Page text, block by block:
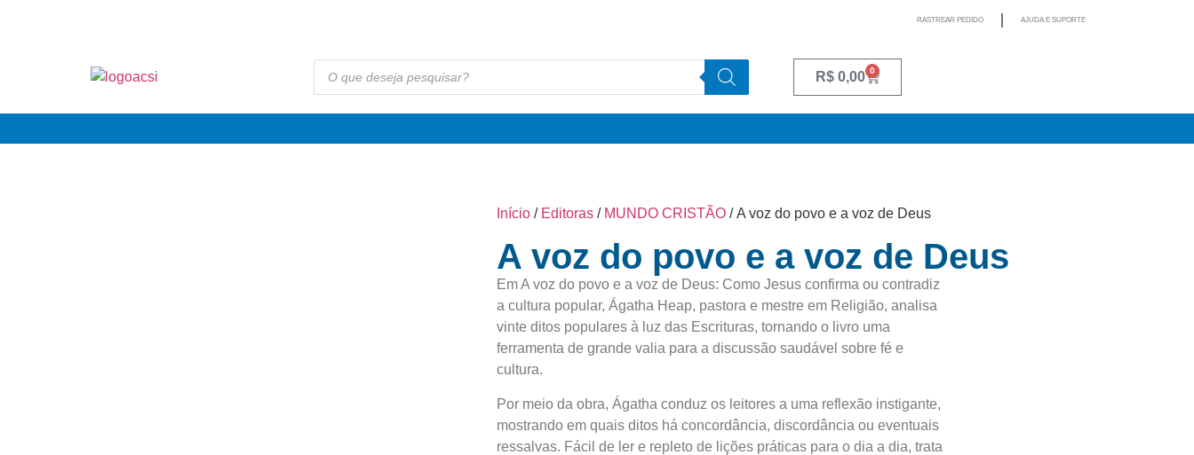
RASTREAR PEDIDO AJUDA E SUPORTE
R$0,00 0
Início / Editoras / MUNDO CRISTÃO / A voz do povo e a voz de Deus
A voz do povo e a voz de Deus
Em A voz do povo e a voz de Deus: Como Jesus confirma ou contradiz
a cultura popular, Ágatha Heap, pastora e mestre em Religião, analisa
vinte ditos populares à luz das Escrituras, tornando o livro uma
ferramenta de grande valia para a discussão saudável sobre fé e
cultura.
Por meio da obra, Ágatha conduz os leitores a uma reflexão instigante,
mostrando em quais ditos há concordância, discordância ou eventuais
ressalvas. Fácil de ler e repleto de lições práticas para o dia a dia, trata